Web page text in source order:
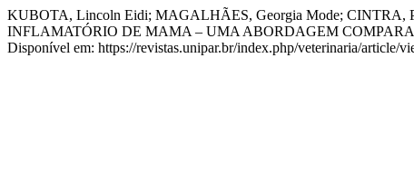
KUBOTA, Lincoln Eidi; MAGALHÃES, Georgia Mode; CINTRA,
INFLAMATÓRIO DE MAMA – UMA ABORDAGEM
Disponível em: https://revistas.unipar.br/index.php/veterinaria/article/